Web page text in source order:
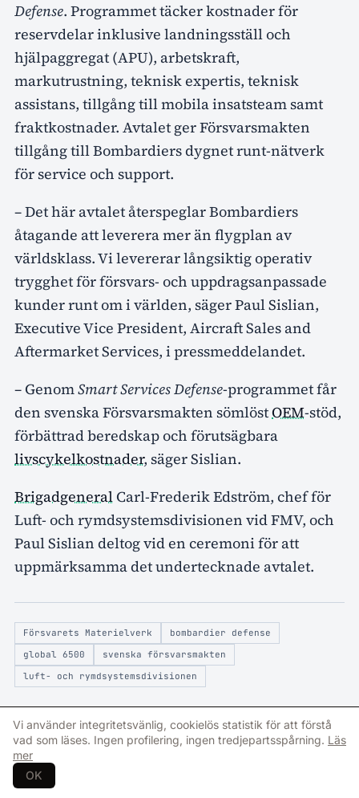
Defense. Programmet täcker kostnader för
reservdelar inklusive landningsställ och
hjälpaggregat (APU), arbetskraft,
markutrustning, teknisk expertis, teknisk
assistans, tillgång till mobila insatsteam samt
fraktkostnader. Avtalet ger Försvarsmakten
tillgång till Bombardiers dygnet runt-nätverk
för service och support.
– Det här avtalet återspeglar Bombardiers
åtagande att leverera mer än flygplan av
världsklass. Vi levererar långsiktig operativ
trygghet för försvars- och uppdragsanpassade
kunder runt om i världen, säger Paul Sislian,
Executive Vice President, Aircraft Sales and
Aftermarket Services, i pressmeddelandet.
– GenomSmart Services Defense-programmet får
den svenska Försvarsmakten sömlöstOEM-stöd,
förbättrad beredskap och förutsägbara
livscykelkostnader, säger Sislian.
Brigadgeneral Carl-Frederik Edström, chef för
Luft- och rymdsystemsdivisionen vid FMV, och
Paul Sislian deltog vid en ceremoni för att
uppmärksamma det undertecknade avtalet.
Försvarets Materielverk
bombardier defense
global 6500
svenska försvarsmakten
luft- och rymdsystemsdivisionen
FAQ
Vi använder integritetsvänlig, cookielös statistik för att förstå
vad som läses. Ingen profilering, ingen tredjepartsspårning. Läs
mer
OK